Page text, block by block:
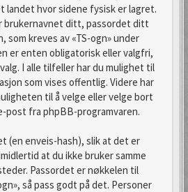
landet hvor sidene fysisk er lagret.
brukernavnet ditt, passordet ditt
som kreves av «TS-ogn» under
er enten obligatorisk eller valgfri,
I alle tilfeller har du mulighet til
som vises offentlig. Videre har
til å velge eller velge bort
post fra phpBB-programvaren.
(en enveis-hash), slik at det er
at du ikke bruker samme
Passordet er nøkkelen til
så pass godt på det. Personer